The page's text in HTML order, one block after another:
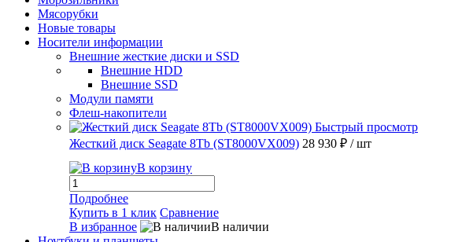
Мясорубки
Новые товары
Носители информации
Внешние жесткие диски и SSD
Внешние HDD
Внешние SSD
Модули памяти
Флеш-накопители
Быстрый просмотр
Жесткий диск Seagate 8Tb (ST8000VX009) 28 930 ₽ / шт
В корзину
Подробнее
Купить в 1 клик Сравнение
В избранное
В наличии